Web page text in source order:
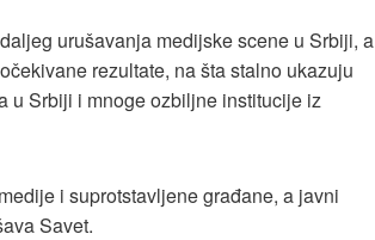
urušavanja medijske scene u Srbiji, a
rezultate, na šta stalno ukazuju
u Srbiji i mnoge ozbiljne institucije iz
i suprotstavljene građane, a javni
Savet.